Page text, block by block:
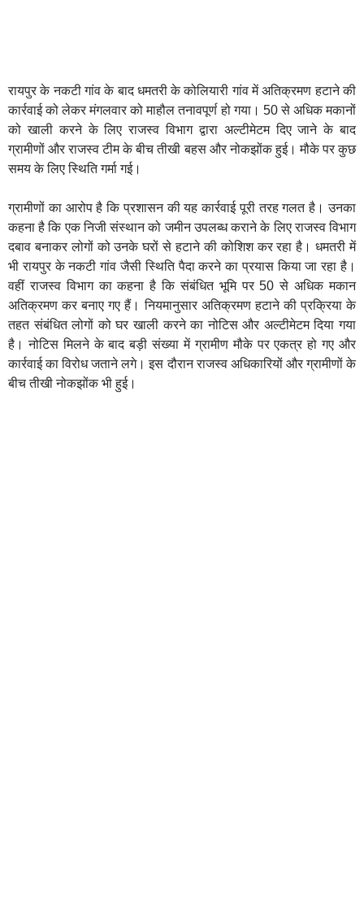
रायपुर के नकटी गांव के बाद धमतरी के कोलियारी गांव में अतिक्रमण हटाने की
कार्रवाई को लेकर मंगलवार को माहौल तनावपूर्ण हो गया। 50 से अधिक मकानों
को खाली करने के लिए राजस्व विभाग द्वारा अल्टीमेटम दिए जाने के बाद
ग्रामीणों और राजस्व टीम के बीच तीखी बहस और नोकझोंक हुई। मौके पर कुछ
समय के लिए स्थिति गर्मा गई।
ग्रामीणों का आरोप है कि प्रशासन की यह कार्रवाई पूरी तरह गलत है। उनका
कहना है कि एक निजी संस्थान को जमीन उपलब्ध कराने के लिए राजस्व विभाग
दबाव बनाकर लोगों को उनके घरों से हटाने की कोशिश कर रहा है। धमतरी में
भी रायपुर के नकटी गांव जैसी स्थिति पैदा करने का प्रयास किया जा रहा है।
वहीं राजस्व विभाग का कहना है कि संबंधित भूमि पर 50 से अधिक मकान
अतिक्रमण कर बनाए गए हैं। नियमानुसार अतिक्रमण हटाने की प्रक्रिया के
तहत संबंधित लोगों को घर खाली करने का नोटिस और अल्टीमेटम दिया गया
है। नोटिस मिलने के बाद बड़ी संख्या में ग्रामीण मौके पर एकत्र हो गए और
कार्रवाई का विरोध जताने लगे। इस दौरान राजस्व अधिकारियों और ग्रामीणों के
बीच तीखी नोकझोंक भी हुई।